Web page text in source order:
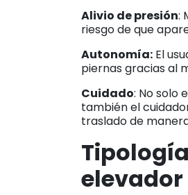
Alivio de presión:
riesgo de que
Autonomía: El
piernas gracias al
Cuidado: No solo
también el
traslado de
elevador